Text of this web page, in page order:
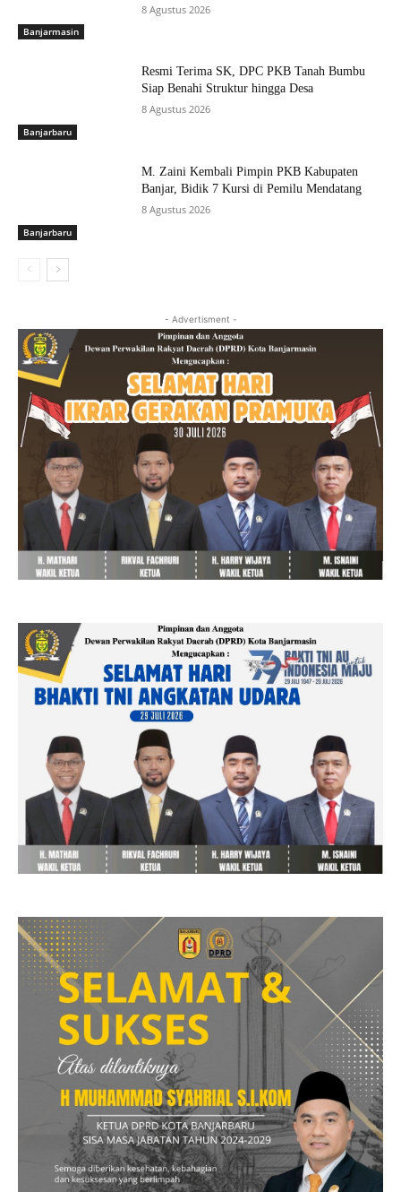
Banjarmasin
8 Agustus 2026
Banjarbaru
Resmi Terima SK, DPC PKB Tanah Bumbu
Siap Benahi Struktur hingga Desa
8 Agustus 2026
Banjarbaru
M. Zaini Kembali Pimpin PKB Kabupaten
Banjar, Bidik 7 Kursi di Pemilu Mendatang
8 Agustus 2026
- Advertisment -